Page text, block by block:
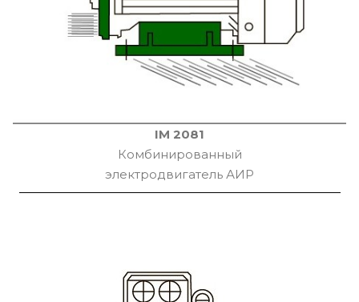
IM 2081
Комбинированный
электродвигатель АИР